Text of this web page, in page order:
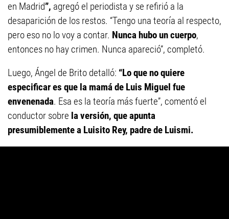
en Madrid”, agregó el periodista y se refirió a la
desaparición de los restos. “Tengo una teoría al respecto,
pero eso no lo voy a contar. Nunca hubo un cuerpo,
entonces no hay crimen. Nunca apareció”, completó.
Luego, Ángel de Brito detalló: “Lo que no quiere
especificar es que la mamá de Luis Miguel fue
envenenada. Esa es la teoría más fuerte”, comentó el
conductor sobre la versión, que apunta
presumiblemente a Luisito Rey, padre de Luismi.